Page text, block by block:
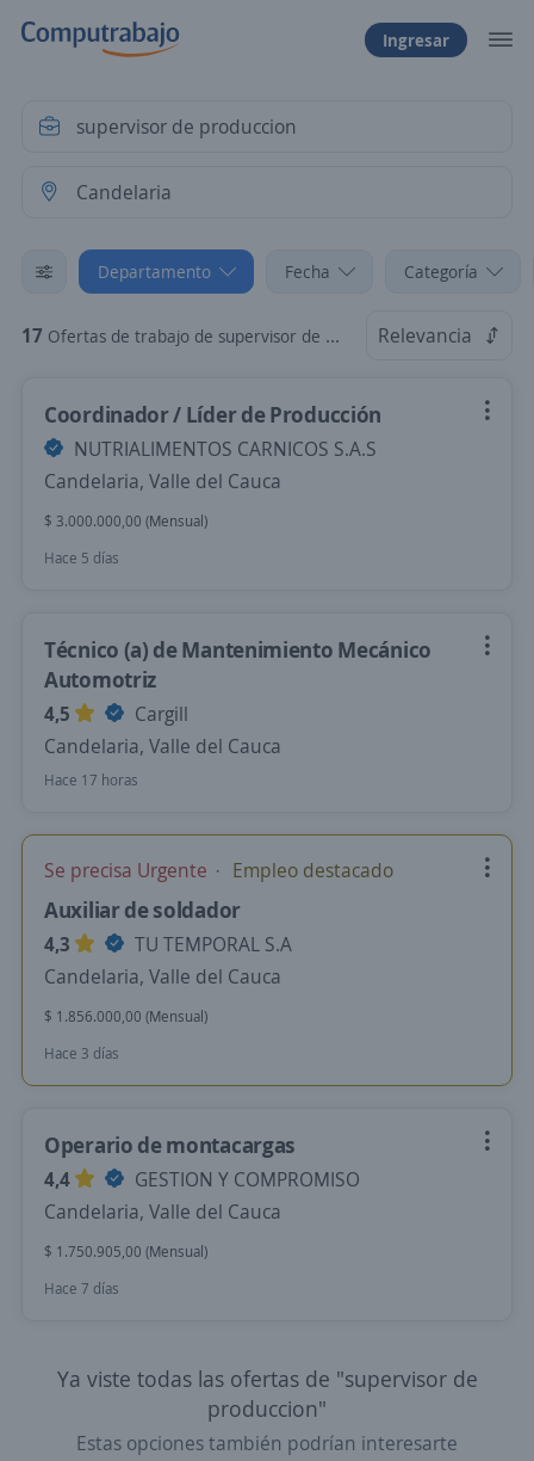
Ingresar
Departamento Fecha Categoría
17 Ofertas de trabajo de supervisor de produccion en Candelaria, Valle del Cauca Relevancia
Coordinador / Líder de Producción
NUTRIALIMENTOS CARNICOS S.A.S
Candelaria, Valle del Cauca
$ 3.000.000,00 (Mensual)
Hace 5 días
Técnico (a) de Mantenimiento Mecánico
Automotriz
4,5
Cargill
Candelaria, Valle del Cauca
Hace 17 horas
Se precisa Urgente Empleo destacado
Auxiliar de soldador
4,3
TU TEMPORAL S.A
Candelaria, Valle del Cauca
$ 1.856.000,00 (Mensual)
Hace 3 días
Operario de montacargas
4,4
GESTION Y COMPROMISO
Candelaria, Valle del Cauca
$ 1.750.905,00 (Mensual)
Hace 7 días
Ya viste todas las ofertas de "supervisor de
produccion"
Estas opciones también podrían interesarte